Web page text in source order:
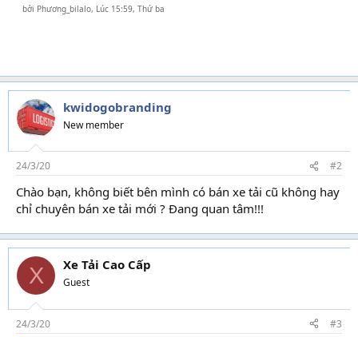
bởi Phương_bilalo, Lúc 15:59, Thứ ba
kwidogobranding
New member
24/3/20 #2
Chào bạn, không biết bên mình có bán xe tải cũ không hay
chỉ chuyên bán xe tải mới ? Đang quan tâm!!!
X Xe Tải Cao Cấp
Guest
24/3/20 #3